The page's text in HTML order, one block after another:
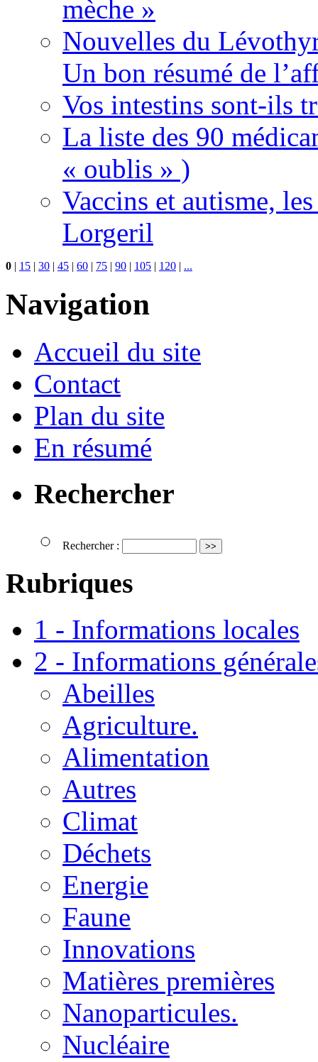
mèche »
Nouvelles du
Un bon résumé de
Vos intestins sont-ils
La liste des 90
« oublis » )
Vaccins et autisme,
Lorgeril
0 | 15 | 30 | 45 | 60 | 75 | 90 | 105 | 120 | ...
Navigation
Accueil du site
Contact
Plan du site
En résumé
Rechercher
Rechercher :
Rubriques
1 - Informations locales
2 - Informations
Abeilles
Agriculture.
Alimentation
Autres
Climat
Déchets
Energie
Faune
Innovations
Matières premières
Nanoparticules.
Nucléaire